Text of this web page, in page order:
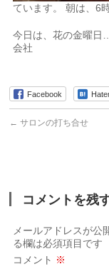
ています。 朝は、6
今日は、花の金曜
会社
Facebook
← サロンの打ち合せ
コメントを残
メールアドレスが公
る欄は必須項目です
コメント ※